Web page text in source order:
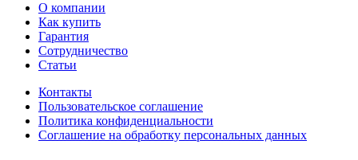
О компании
Как купить
Гарантия
Сотрудничество
Статьи
Контакты
Пользовательское соглашение
Политика конфиденциальности
Соглашение на обработку персональных данных